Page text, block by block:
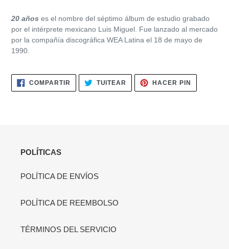
a
tu
compra
20 años es el nombre del séptimo álbum de estudio grabado
por el intérprete mexicano Luis Miguel.​ Fue lanzado al mercado
por la compañía discográfica WEA Latina el 18 de mayo de
1990.
COMPARTIR COMPARTIR
EN
FACEBOOK
TUITEAR TUITEAR
TWITTER
HACER PIN
PINTEREST
POLÍTICAS
POLÍTICA DE ENVÍOS
POLÍTICA DE REEMBOLSO
TÉRMINOS DEL SERVICIO